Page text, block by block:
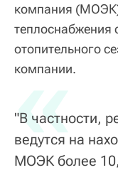
компания
отопительного
компании.
«
"В частности,
ведутся на
МОЭК более